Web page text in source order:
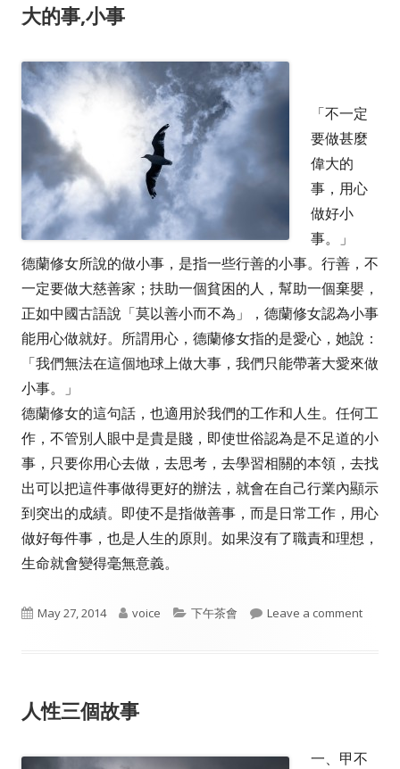
大的事,小事
「不一定
要做甚麼
偉大的
事，用心
做好小
事。」
德蘭修女所說的做小事，是指一些行善的小事。行善，不
一定要做大慈善家；扶助一個貧困的人，幫助一個棄嬰，
正如中國古語說「莫以善小而不為」，德蘭修女認為小事
能用心做就好。所謂用心，德蘭修女指的是愛心，她說：
「我們無法在這個地球上做大事，我們只能帶著大愛來做
小事。」
德蘭修女的這句話，也適用於我們的工作和人生。任何工
作，不管別人眼中是貴是賤，即使世俗認為是不足道的小
事，只要你用心去做，去思考，去學習相關的本領，去找
出可以把這件事做得更好的辦法，就會在自己行業內顯示
到突出的成績。即使不是指做善事，而是日常工作，用心
做好每件事，也是人生的原則。如果沒有了職責和理想，
生命就會變得毫無意義。
Published
May 27, 2014 Author
voice Categories
下午茶會 Leave a commenton 大
人性三個故事
一、甲不